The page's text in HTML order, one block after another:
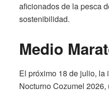
aficionados de la pesca
sostenibilidad.
Medio
El próximo 18 de julio,
Nocturno Cozumel